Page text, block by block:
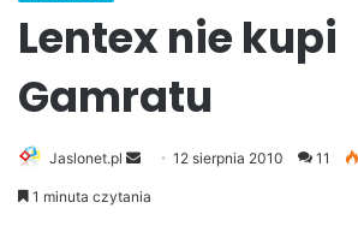
Lentex nie kupi
Gamratu
Jaslonet.pl
e
12 sierpnia 2010 11
1 minuta czytania